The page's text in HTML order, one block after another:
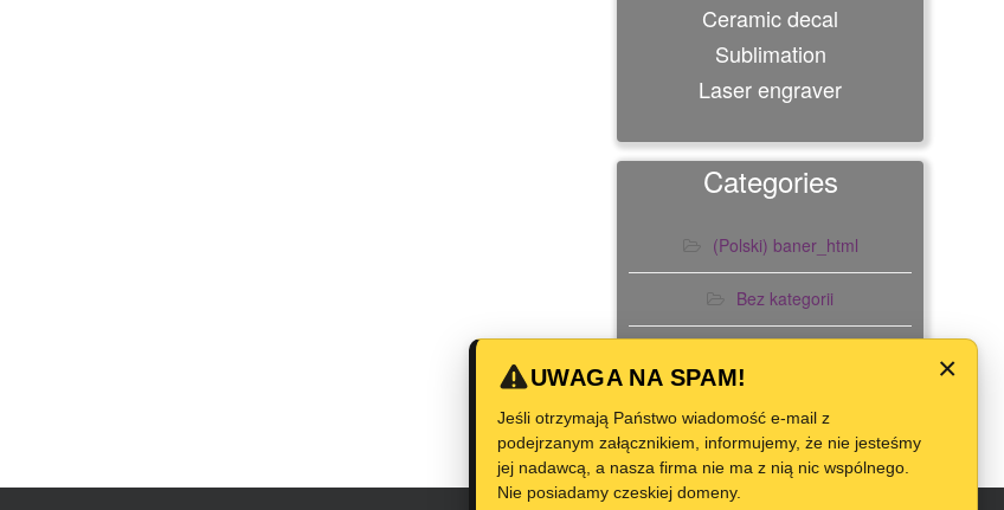
Ceramic decal
Sublimation
Laser engraver
Categories
(Polski) baner_html
Bez kategorii
×
UWAGA NA SPAM!
Jeśli otrzymają Państwo wiadomość e-mail z
podejrzanym załącznikiem, informujemy, że nie jesteśmy
jej nadawcą, a nasza firma nie ma z nią nic wspólnego.
Nie posiadamy czeskiej domeny.